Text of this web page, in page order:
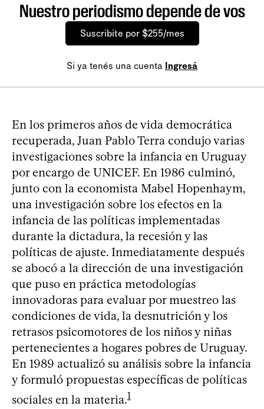
Nuestro periodismo depende de vos
Suscribite por $255/mes
Si ya tenés una cuenta Ingresá
En los primeros años de vida democrática
recuperada, Juan Pablo Terra condujo varias
investigaciones sobre la infancia en Uruguay
por encargo de UNICEF. En 1986 culminó,
junto con la economista Mabel Hopenhaym,
una investigación sobre los efectos en la
infancia de las políticas implementadas
durante la dictadura, la recesión y las
políticas de ajuste. Inmediatamente después
se abocó a la dirección de una investigación
que puso en práctica metodologías
innovadoras para evaluar por muestreo las
condiciones de vida, la desnutrición y los
retrasos psicomotores de los niños y niñas
pertenecientes a hogares pobres de Uruguay.
En 1989 actualizó su análisis sobre la infancia
y formuló propuestas específicas de políticas
sociales en la materia.1